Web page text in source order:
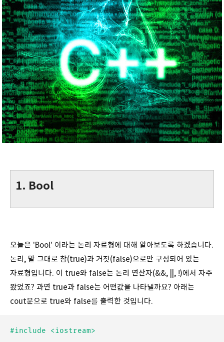
1. Bool
오늘은 'Bool' 이라는 논리 자료형에 대해 알아보도록 하겠습니다.
논리, 말 그대로 참(true)과 거짓(false)으로만 구성되어 있는
자료형입니다. 이 true와 false는 논리 연산자(&&, ||, !)에서 자주
봤었죠? 과연 true과 false는 어떤값을 나타낼까요? 아래는
cout문으로 true와 false를 출력한 것입니다.
#include <iostream>